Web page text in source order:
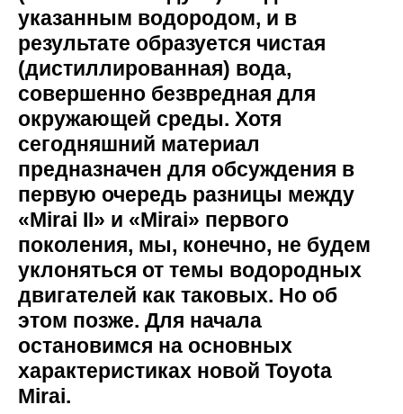
указанным водородом, и в
результате образуется чистая
(дистиллированная) вода,
совершенно безвредная для
окружающей среды. Хотя
сегодняшний материал
предназначен для обсуждения в
первую очередь разницы между
«Mirai II» и «Mirai» первого
поколения, мы, конечно, не будем
уклоняться от темы водородных
двигателей как таковых. Но об
этом позже. Для начала
остановимся на основных
характеристиках новой Toyota
Mirai.